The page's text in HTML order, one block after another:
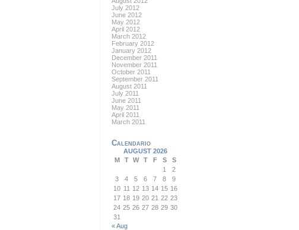
July 2012
June 2012
May 2012
April 2012
March 2012
February 2012
January 2012
December 2011
November 2011
October 2011
September 2011
August 2011
July 2011
June 2011
May 2011
April 2011
March 2011
Calendario
AUGUST 2026
M
T W T F S
S
1
2
3
4 5 6 7 8
9
10 11 12 13 14 15 16
17 18 19 20 21 22 23
24 25 26 27 28 29 30
31
« Aug